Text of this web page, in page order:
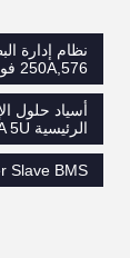
250A,576 فولت سيد عبيد BMS
الرئيسية 630A 5U
Slave BMS